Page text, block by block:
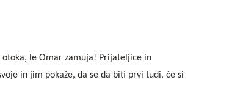
le Omar zamuja! Prijateljice in
in jim pokaže, da se da biti prvi tudi, če si